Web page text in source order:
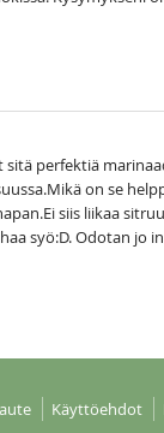
perfektiä
on se
siis liikaa
syö:D. Odotan jo
Käyttöehdot